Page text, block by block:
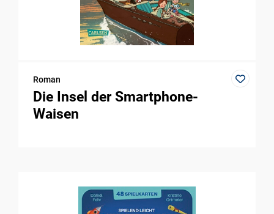
Roman
Die Insel der Smartphone-
Waisen